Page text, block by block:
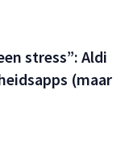
stress”: Aldi
(maar